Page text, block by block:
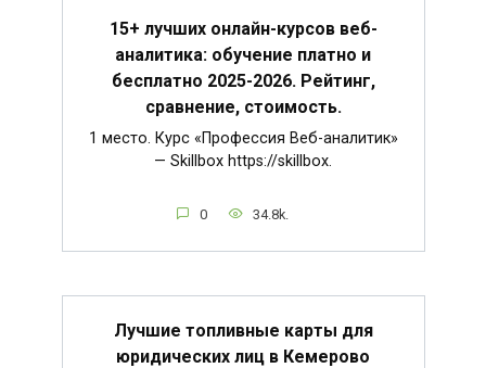
15+ лучших онлайн-курсов веб-
аналитика: обучение платно и
бесплатно 2025-2026. Рейтинг,
сравнение, стоимость.
1 место. Курс «Профессия Веб-аналитик»
— Skillbox https://skillbox.
0 34.8k.
Лучшие топливные карты для
юридических лиц в Кемерово